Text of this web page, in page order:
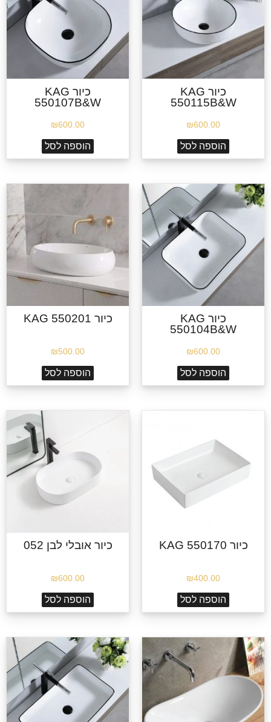
כיור KAG
550115B&W
₪600.00
הוספה לסל
כיור KAG
550107B&W
₪600.00
הוספה לסל
כיור KAG
550104B&W
₪600.00
הוספה לסל
כיור KAG 550201
₪500.00
הוספה לסל
כיור KAG 550170
₪400.00
הוספה לסל
כיור אובלי לבן 052
₪600.00
הוספה לסל